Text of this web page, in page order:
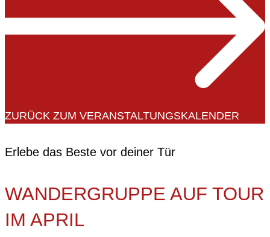
ZURÜCK ZUM VERANSTALTUNGSKALENDER
Erlebe das Beste vor deiner Tür
WANDERGRUPPE AUF TOUR
IM APRIL